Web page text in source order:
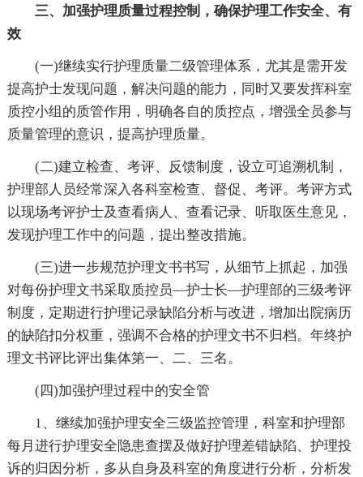
三、加强护理质量过程控制，确保护理工作安全、有
效
(一)继续实行护理质量二级管理体系，尤其是需开发
提高护士发现问题，解决问题的能力，同时又要发挥科室
质控小组的质管作用，明确各自的质控点，增强全员参与
质量管理的意识，提高护理质量。
(二)建立检查、考评、反馈制度，设立可追溯机制，
护理部人员经常深入各科室检查、督促、考评。考评方式
以现场考评护士及查看病人、查看记录、听取医生意见，
发现护理工作中的问题，提出整改措施。
(三)进一步规范护理文书书写，从细节上抓起，加强
对每份护理文书采取质控员—护士长—护理部的三级考评
制度，定期进行护理记录缺陷分析与改进，增加出院病历
的缺陷扣分权重，强调不合格的护理文书不归档。年终护
理文书评比评出集体第一、二、三名。
(四)加强护理过程中的安全管
1、继续加强护理安全三级监控管理，科室和护理部
每月进行护理安全隐患查摆及做好护理差错缺陷、护理投
诉的归因分析，多从自身及科室的角度进行分析，分析发